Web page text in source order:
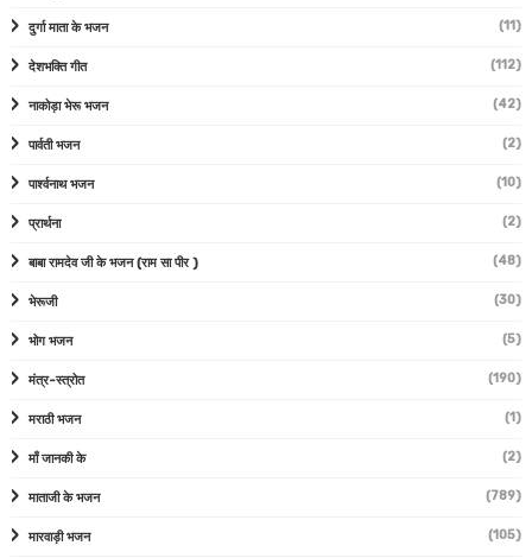
दुर्गा माता के भजन (11)
देशभक्ति गीत (112)
नाकोड़ा भेरू भजन (42)
पार्वती भजन (2)
पार्श्वनाथ भजन (10)
प्रार्थना (2)
बाबा रामदेव जी के भजन (राम सा पीर ) (48)
भेरूजी (30)
भोग भजन (5)
मंत्र-स्त्रोत (190)
मराठी भजन (1)
माँ जानकी के (2)
माताजी के भजन (789)
मारवाड़ी भजन (105)